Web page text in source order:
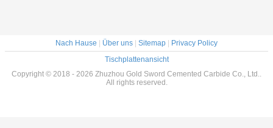
Nach Hause | Über uns | Sitemap | Privacy Policy
Tischplattenansicht
Copyright © 2018 - 2026 Zhuzhou Gold Sword Cemented Carbide Co., Ltd..
All rights reserved.